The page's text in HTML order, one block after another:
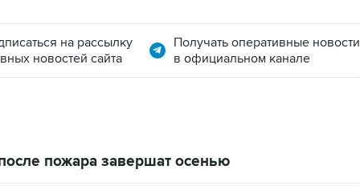
на рассылку
новостей сайта
Получать оперативные новости
в официальном канале
пожара завершат осенью